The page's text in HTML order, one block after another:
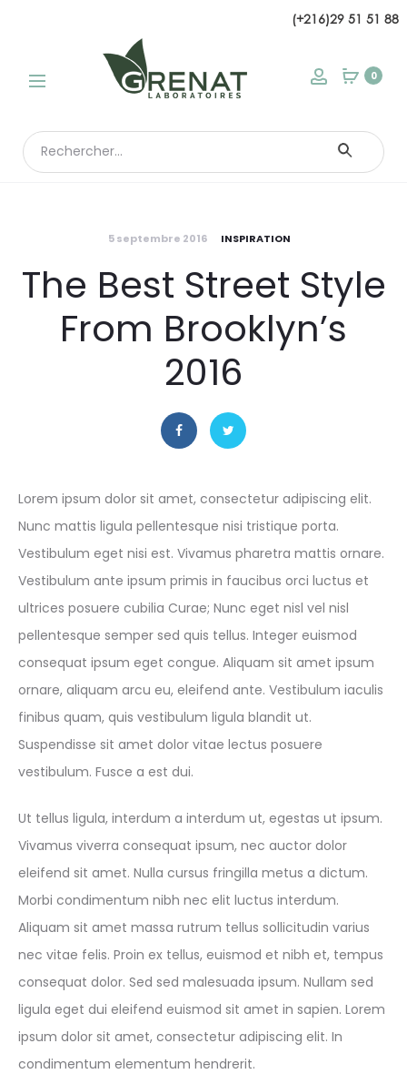
(+216)29 51 51 88
modal 0
Search
for:
5 septembre 2016 INSPIRATION
The Best Street Style
From Brooklyn’s
2016
Lorem ipsum dolor sit amet, consectetur adipiscing elit.
Nunc mattis ligula pellentesque nisi tristique porta.
Vestibulum eget nisi est. Vivamus pharetra mattis ornare.
Vestibulum ante ipsum primis in faucibus orci luctus et
ultrices posuere cubilia Curae; Nunc eget nisl vel nisl
pellentesque semper sed quis tellus. Integer euismod
consequat ipsum eget congue. Aliquam sit amet ipsum
ornare, aliquam arcu eu, eleifend ante. Vestibulum iaculis
finibus quam, quis vestibulum ligula blandit ut.
Suspendisse sit amet dolor vitae lectus posuere
vestibulum. Fusce a est dui.
Ut tellus ligula, interdum a interdum ut, egestas ut ipsum.
Vivamus viverra consequat ipsum, nec auctor dolor
eleifend sit amet. Nulla cursus fringilla metus a dictum.
Morbi condimentum nibh nec elit luctus interdum.
Aliquam sit amet massa rutrum tellus sollicitudin varius
nec vitae felis. Proin ex tellus, euismod et nibh et, tempus
consequat dolor. Sed sed malesuada ipsum. Nullam sed
ligula eget dui eleifend euismod sit amet in sapien. Lorem
ipsum dolor sit amet, consectetur adipiscing elit. In
condimentum elementum hendrerit.